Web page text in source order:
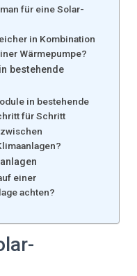
für eine Solar-
in Kombination
Wärmepumpe?
bestehende
in bestehende
für Schritt
einer
achten?